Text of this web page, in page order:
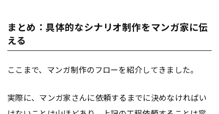
まとめ：具体的なシナリオ制作をマンガ家に伝
える
ここまで、マンガ制作のフローを紹介してきました。
実際に、マンガ家さんに依頼するまでに決めなければい